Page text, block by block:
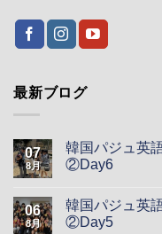
最新ブログ
07
8月
韓国パジュ英
②Day6
06
8月
韓国パジュ英
②Day5